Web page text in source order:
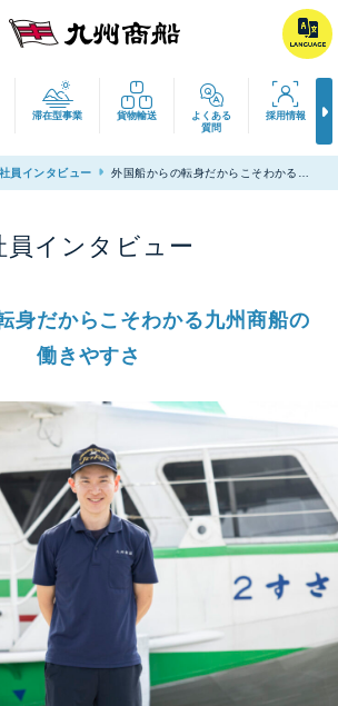
社員インタビュー
外国船からの転身だからこそわかる九
員インタビュー
身だからこそわかる九州商船の
働きやすさ